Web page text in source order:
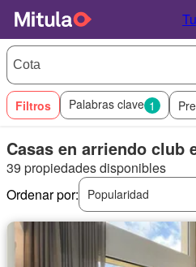
Filtros Palabras clave 1
Casas en arriendo club
39 propiedades disponibles
Ordenar por:
Popularidad